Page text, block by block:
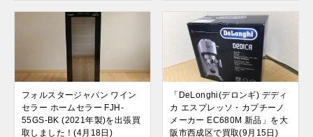
フォルスタージャパン ワイン
セラー ホームセラー FJH-
55GS-BK (2021年製)を出張買
取しました！(4月18日)
「DeLonghi(デロンギ) デディ
カ エスプレッソ・カプチーノ
メーカー EC680M 新品」を大
阪市西成区で買取(9月15日)